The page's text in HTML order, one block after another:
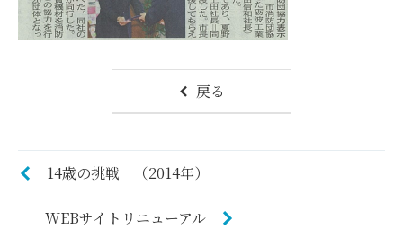
戻る
14歳の挑戦 （2014年）
WEBサイトリニューアル